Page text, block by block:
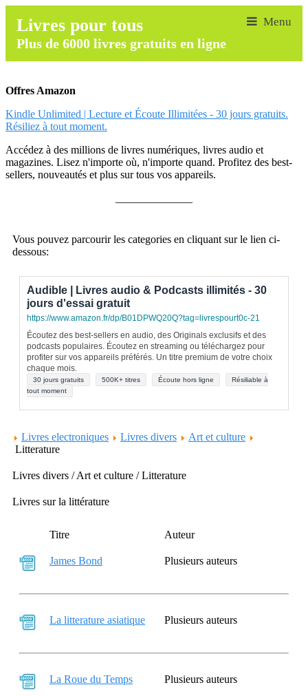
Livres pour tous
Plus de 6000 livres gratuits en ligne
Offres Amazon
Kindle Unlimited | Lecture et Écoute Illimitées - 30 jours gratuits.
Résiliez à tout moment.
Accédez à des millions de livres numériques, livres audio et
magazines. Lisez n'importe où, n'importe quand. Profitez des best-
sellers, nouveautés et plus sur tous vos appareils.
Vous pouvez parcourir les categories en cliquant sur le lien ci-
dessous:
Audible | Livres audio & Podcasts illimités - 30
jours d'essai gratuit
https://www.amazon.fr/dp/B01DPWQ20Q?tag=livrespourt0c-21
Écoutez des best-sellers en audio, des Originals exclusifs et des
podcasts populaires. Écoutez en streaming ou téléchargez pour
profiter sur vos appareils préférés. Un titre premium de votre choix
chaque mois.
30 jours gratuits 500K+ titres Écoute hors ligne
Résiliable à
tout moment
Livres electroniques Livres divers
Art et culture
Litterature
Livres divers / Art et culture / Litterature
Livres sur la littérature
Titre Auteur
James Bond Plusieurs auteurs
La litterature asiatique Plusieurs auteurs
La Roue du Temps Plusieurs auteurs